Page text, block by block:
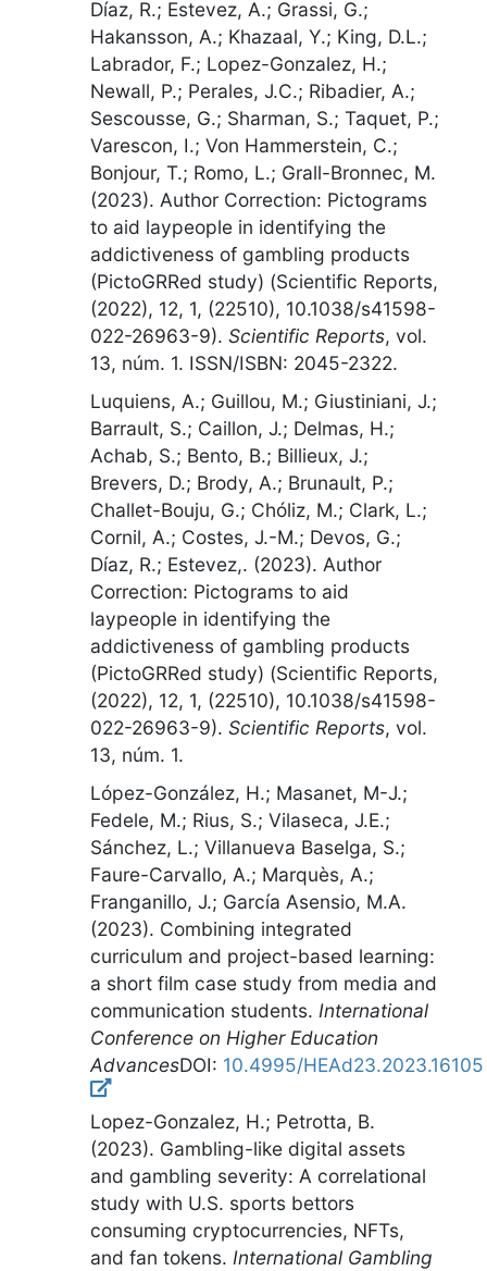
Díaz, R.; Estevez, A.; Grassi, G.;
Hakansson, A.; Khazaal, Y.; King, D.L.;
Labrador, F.; Lopez-Gonzalez, H.;
Newall, P.; Perales, J.C.; Ribadier, A.;
Sescousse, G.; Sharman, S.; Taquet, P.;
Varescon, I.; Von Hammerstein, C.;
Bonjour, T.; Romo, L.; Grall-Bronnec, M.
(2023). Author Correction: Pictograms
to aid laypeople in identifying the
addictiveness of gambling products
(PictoGRRed study) (Scientific Reports,
(2022), 12, 1, (22510), 10.1038/s41598-
022-26963-9).Scientific Reports,vol.
13, núm. 1. ISSN/ISBN: 2045-2322.
Luquiens, A.; Guillou, M.; Giustiniani, J.;
Barrault, S.; Caillon, J.; Delmas, H.;
Achab, S.; Bento, B.; Billieux, J.;
Brevers, D.; Brody, A.; Brunault, P.;
Challet-Bouju, G.; Chóliz, M.; Clark, L.;
Cornil, A.; Costes, J.-M.; Devos, G.;
Díaz, R.; Estevez,. (2023). Author
Correction: Pictograms to aid
laypeople in identifying the
addictiveness of gambling products
(PictoGRRed study) (Scientific Reports,
(2022), 12, 1, (22510), 10.1038/s41598-
022-26963-9).Scientific Reports,vol.
13, núm. 1.
López-González, H.; Masanet, M-J.;
Fedele, M.; Rius, S.; Vilaseca, J.E.;
Sánchez, L.; Villanueva Baselga, S.;
Faure-Carvallo, A.; Marquès, A.;
Franganillo, J.; García Asensio, M.A.
(2023). Combining integrated
curriculum and project-based learning:
a short film case study from media and
communication students. International
Conference on Higher Education
AdvancesDOI: 10.4995/HEAd23.2023.16105
Lopez-Gonzalez, H.; Petrotta, B.
(2023). Gambling-like digital assets
and gambling severity: A correlational
study with U.S. sports bettors
consuming cryptocurrencies, NFTs,
and fan tokens. International Gambling